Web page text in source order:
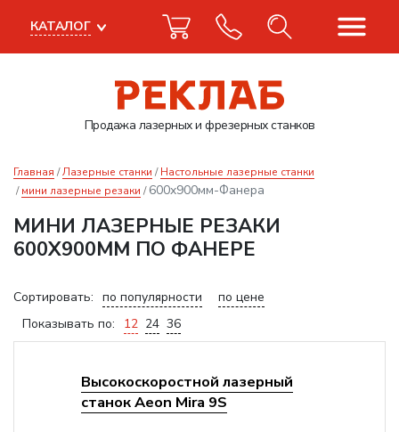
Продажа лазерныхи фрезерных станков
КАТАЛОГ
Главная Лазерные станки
Настольные лазерные станки
мини лазерные резаки
600x900мм-Фанера
МИНИ ЛАЗЕРНЫЕ РЕЗАКИ
600X900ММ ПО ФАНЕРЕ
Сортировать: по популярности
по цене
Показывать по:
12 24 36
Высокоскоростной лазерный
станок Aeon Mira 9S